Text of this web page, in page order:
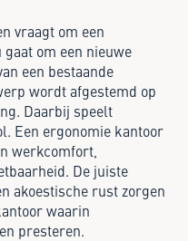
vraagt om een
om een nieuwe
een bestaande
wordt afgestemd op
Daarbij speelt
Een ergonomie kantoor
werkcomfort,
De juiste
akoestische rust zorgen
waarin
presteren.